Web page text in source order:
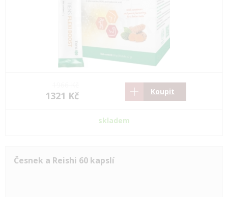
1321 Kč Koupit
skladem
Česnek a Reishi 60 kapslí